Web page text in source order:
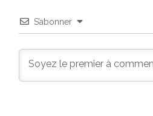
S’abonner